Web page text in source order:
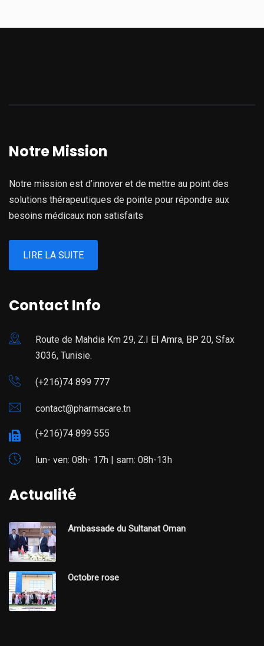
Notre Mission
Notre mission est d’innover et de mettre au point des
solutions thérapeutiques de pointe pour répondre aux
besoins médicaux non satisfaits
LIRE LA SUITE
Contact Info
Route de Mahdia Km 29, Z.I El Amra, BP 20, Sfax
3036, Tunisie.
(+216)74 899 777
contact@pharmacare.tn
(+216)74 899 555
lun- ven: 08h- 17h | sam: 08h-13h
Actualité
Ambassade du Sultanat Oman
Octobre rose